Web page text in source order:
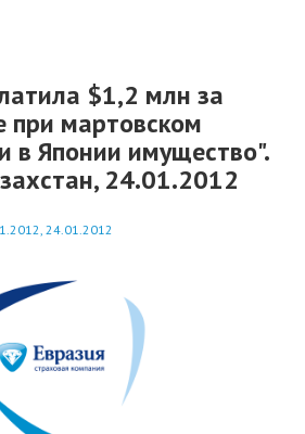
$1,2 млн за
при мартовском
в Японии имущество".
24.01.2012
24.01.2012